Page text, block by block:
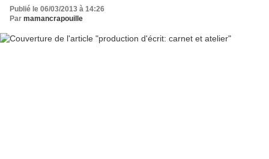
Publié le 06/03/2013 à 14:26
Par mamancrapouille